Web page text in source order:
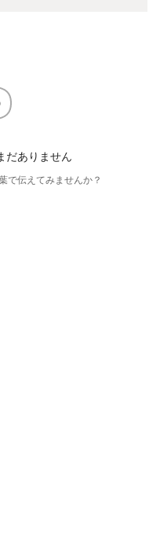
だありません
で伝えてみませんか？